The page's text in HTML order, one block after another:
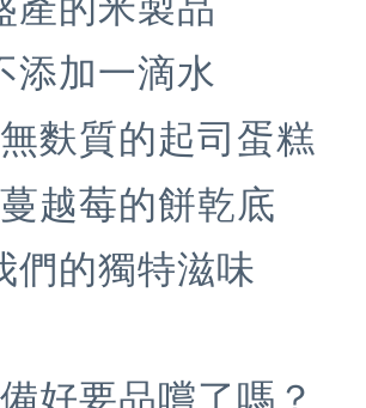
添加一滴水
麩質的起司蛋糕
越莓的餅乾底
們的獨特滋味
好要品嚐了嗎？